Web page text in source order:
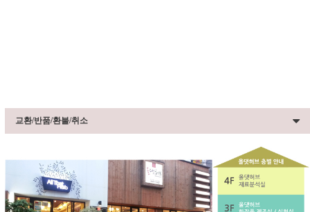
교환/반품/환불/취소